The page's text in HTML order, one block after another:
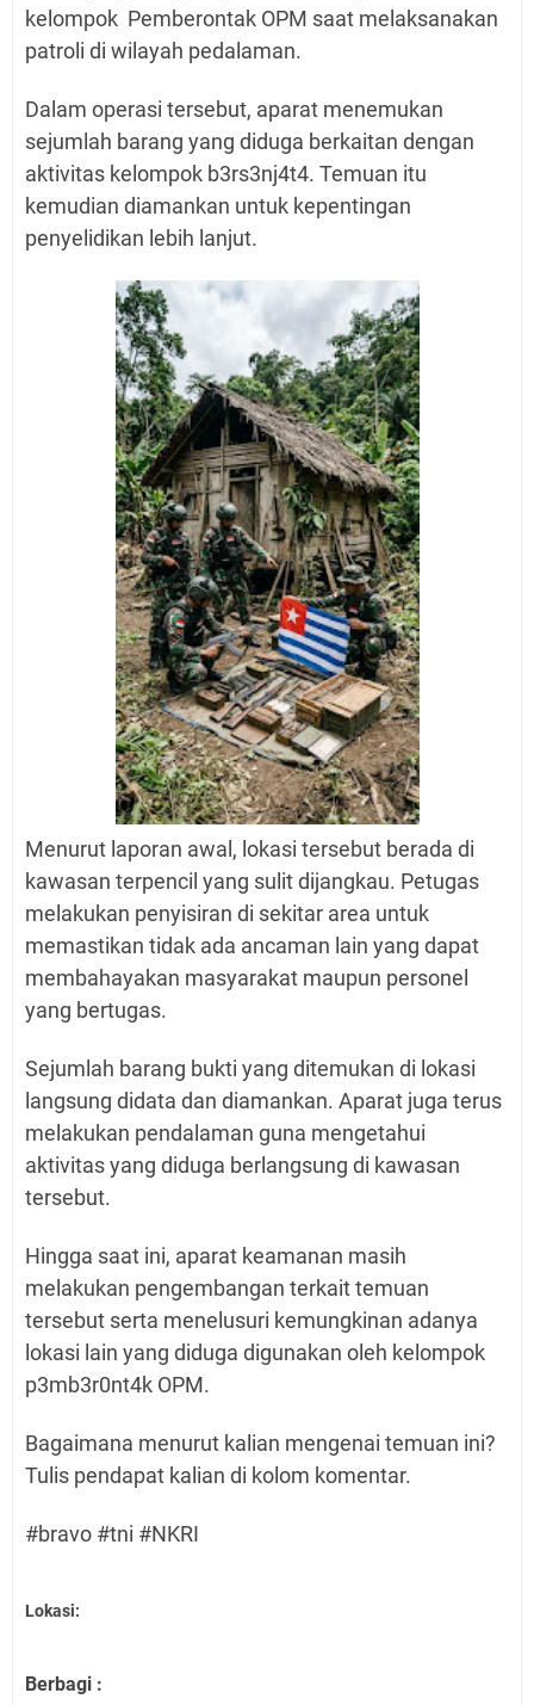
kelompok Pemberontak OPM saat melaksanakan
patroli di wilayah pedalaman.
Dalam operasi tersebut, aparat menemukan
sejumlah barang yang diduga berkaitan dengan
aktivitas kelompok b3rs3nj4t4. Temuan itu
kemudian diamankan untuk kepentingan
penyelidikan lebih lanjut.
Menurut laporan awal, lokasi tersebut berada di
kawasan terpencil yang sulit dijangkau. Petugas
melakukan penyisiran di sekitar area untuk
memastikan tidak ada ancaman lain yang dapat
membahayakan masyarakat maupun personel
yang bertugas.
Sejumlah barang bukti yang ditemukan di lokasi
langsung didata dan diamankan. Aparat juga terus
melakukan pendalaman guna mengetahui
aktivitas yang diduga berlangsung di kawasan
tersebut.
Hingga saat ini, aparat keamanan masih
melakukan pengembangan terkait temuan
tersebut serta menelusuri kemungkinan adanya
lokasi lain yang diduga digunakan oleh kelompok
p3mb3r0nt4k OPM.
Bagaimana menurut kalian mengenai temuan ini?
Tulis pendapat kalian di kolom komentar.
#bravo #tni #NKRI
Lokasi:
Berbagi :